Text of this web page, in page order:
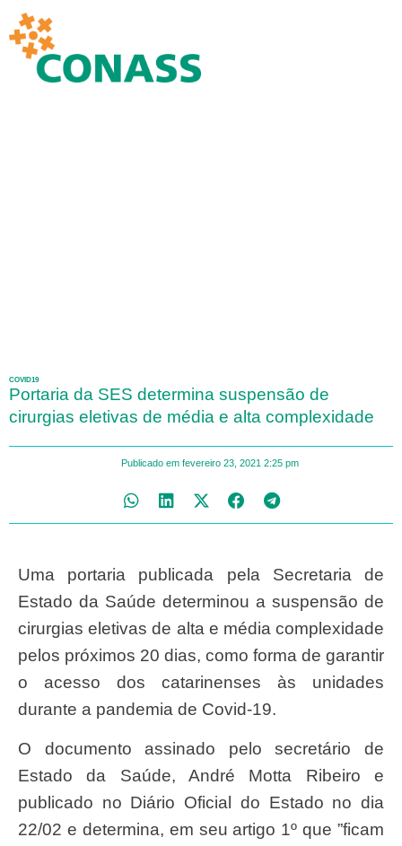
COVID19
Portaria da SES determina suspensão de
cirurgias eletivas de média e alta complexidade
Publicado em fevereiro 23, 2021 2:25 pm
Uma portaria publicada pela Secretaria de
Estado da Saúde determinou a suspensão de
cirurgias eletivas de alta e média complexidade
pelos próximos 20 dias, como forma de garantir
o acesso dos catarinenses às unidades
durante a pandemia de Covid-19.
O documento assinado pelo secretário de
Estado da Saúde, André Motta Ribeiro e
publicado no Diário Oficial do Estado no dia
22/02 e determina, em seu artigo 1º que ”ficam